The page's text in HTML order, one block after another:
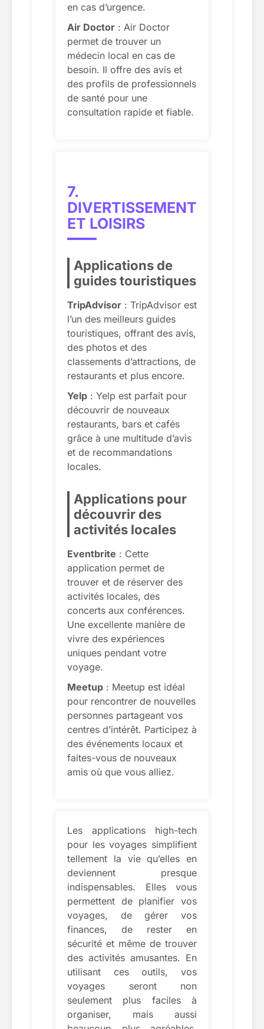
en cas d’urgence.
Air Doctor : Air Doctor
permet de trouver un
médecin local en cas de
besoin. Il offre des avis et
des profils de professionnels
de santé pour une
consultation rapide et fiable.
7.
DIVERTISSEMENT
ET LOISIRS
Applications de
guides touristiques
TripAdvisor : TripAdvisor est
l’un des meilleurs guides
touristiques, offrant des avis,
des photos et des
classements d’attractions, de
restaurants et plus encore.
Yelp : Yelp est parfait pour
découvrir de nouveaux
restaurants, bars et cafés
grâce à une multitude d’avis
et de recommandations
locales.
Applications pour
découvrir des
activités locales
Eventbrite : Cette
application permet de
trouver et de réserver des
activités locales, des
concerts aux conférences.
Une excellente manière de
vivre des expériences
uniques pendant votre
voyage.
Meetup : Meetup est idéal
pour rencontrer de nouvelles
personnes partageant vos
centres d’intérêt. Participez à
des événements locaux et
faites-vous de nouveaux
amis où que vous alliez.
Les applications high-tech
pour les voyages simplifient
tellement la vie qu’elles en
deviennent presque
indispensables. Elles vous
permettent de planifier vos
voyages, de gérer vos
finances, de rester en
sécurité et même de trouver
des activités amusantes. En
utilisant ces outils, vos
voyages seront non
seulement plus faciles à
organiser, mais aussi